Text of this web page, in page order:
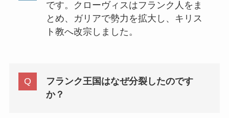
です。クローヴィスはフランク人をま
とめ、ガリアで勢力を拡大し、キリス
ト教へ改宗しました。
フランク王国はなぜ分裂したのです
か？